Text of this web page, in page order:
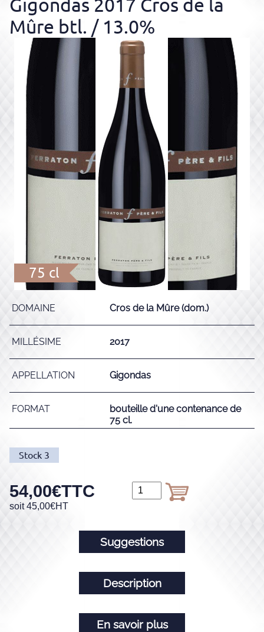
Gigondas 2017 Cros de la
Mûre btl. / 13.0%
75 cl
DOMAINE Cros de la Mûre (dom.)
MILLÉSIME 2017
APPELLATION Gigondas
FORMAT
bouteille d'une contenance de
75 cl.
Stock 3
54,00€TTC
soit 45,00€HT
Suggestions
Description
En savoir plus